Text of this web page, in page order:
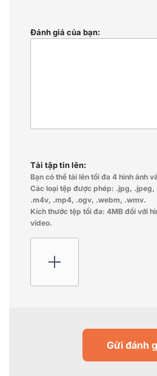
Đánh giá của bạn:
Tải tập tin lên:
Bạn có thể tải lên tối đa 4 hình ảnh
Các loại tệp được phép: .jpg,
.m4v, .mp4, .ogv, .webm, .wmv.
Kích thước tệp tối đa: 4MB đối với
video.
Gửi đánh